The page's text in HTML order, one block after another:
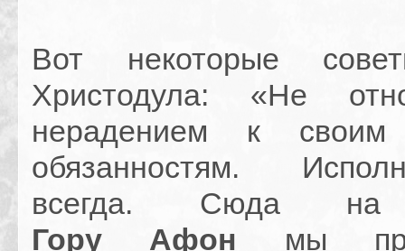
Вот некоторые
Христодула: «Не
нерадением к своим
обязанностям.
всегда. Сюда
Гору Афон мы